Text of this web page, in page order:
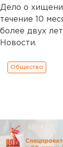
Дело о
течение 10
более двух
Новости.
Общество